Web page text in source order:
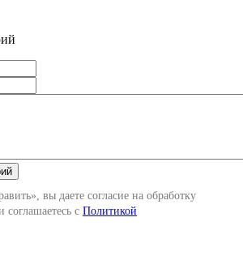
вы даете согласие на обработку
с Политикой